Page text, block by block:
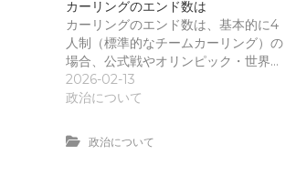
)
カーリングのエンド数は
カーリングのエンド数は、基本的に4
人制（標準的なチームカーリング）の
場合、公式戦やオリンピック・世界…
2026-02-13
政治について
政治について